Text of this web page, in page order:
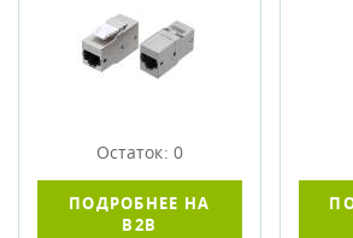
Остаток: 0
ПОДРОБНЕЕ НА
B2B